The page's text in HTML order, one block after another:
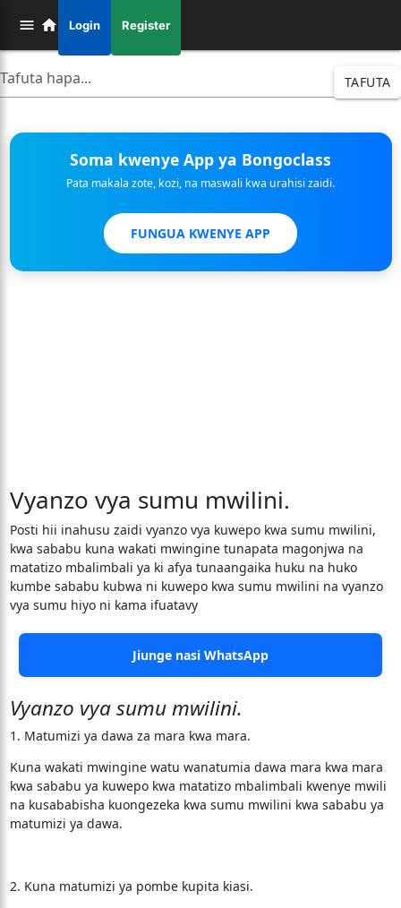
Login Register
TAFUTA
Soma kwenye App ya Bongoclass
Pata makala zote, kozi, na maswali kwa urahisi zaidi.
FUNGUA KWENYE APP
Vyanzo vya sumu mwilini.
Posti hii inahusu zaidi vyanzo vya kuwepo kwa sumu mwilini,
kwa sababu kuna wakati mwingine tunapata magonjwa na
matatizo mbalimbali ya ki afya tunaangaika huku na huko
kumbe sababu kubwa ni kuwepo kwa sumu mwilini na vyanzo
vya sumu hiyo ni kama ifuatavy
Jiunge nasi WhatsApp
Vyanzo vya sumu mwilini.
1. Matumizi ya dawa za mara kwa mara.
Kuna wakati mwingine watu wanatumia dawa mara kwa mara
kwa sababu ya kuwepo kwa matatizo mbalimbali kwenye mwili
na kusababisha kuongezeka kwa sumu mwilini kwa sababu ya
matumizi ya dawa.
2. Kuna matumizi ya pombe kupita kiasi.